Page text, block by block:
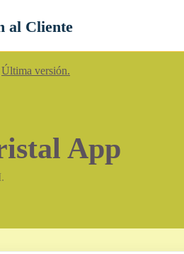
al Cliente
Última versión.
App